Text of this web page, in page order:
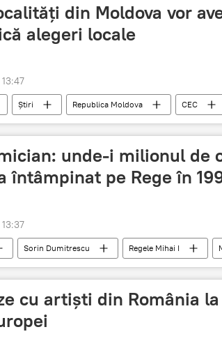
din Moldova vor
alegeri locale
Știri Republica Moldova CEC
unde-i milionul de
întâmpinat pe Rege în
Sorin Dumitrescu Regele Mihai I
Biserica Ortodoxă Teologie
cu artiști din România